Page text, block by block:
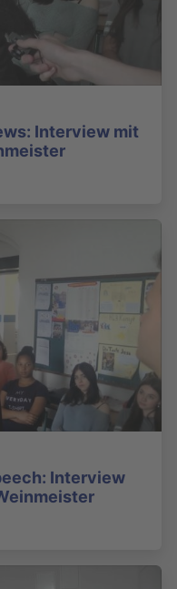
Interview mit
Interview